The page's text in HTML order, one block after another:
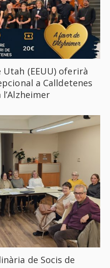
Utah (EEUU) oferirà
a Calldetenes
de Socis de